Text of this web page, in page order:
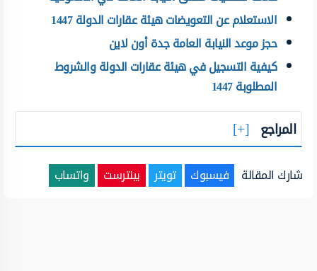
الاستعلام عن التعويضات هيئة عقارات الدولة 1447
حجز موعد النيابة العامة جدة أون لاين
كيفية التسجيل في هيئة عقارات الدولة والشروط
المطلوبة 1447
المراجع
شارك المقالة فيسبوك تويتر بينترست واتساب